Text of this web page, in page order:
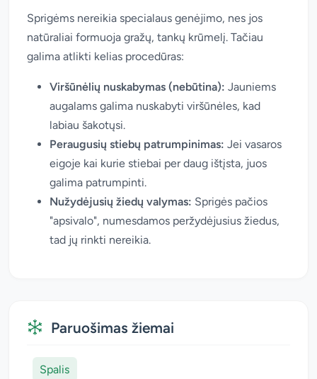
Sprigėms nereikia specialaus genėjimo, nes jos
natūraliai formuoja gražų, tankų krūmelį. Tačiau
galima atlikti kelias procedūras:
Viršūnėlių nuskabymas (nebūtina): Jauniems
augalams galima nuskabyti viršūnėles, kad
labiau šakotųsi.
Peraugusių stiebų patrumpinimas: Jei vasaros
eigoje kai kurie stiebai per daug ištįsta, juos
galima patrumpinti.
Nužydėjusių žiedų valymas: Sprigės pačios
"apsivalo", numesdamos peržydėjusius žiedus,
tad jų rinkti nereikia.
Paruošimas žiemai
Spalis